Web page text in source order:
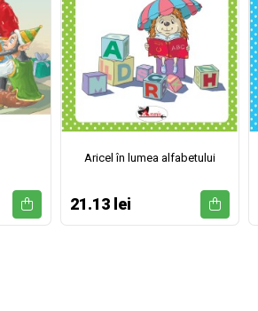
Aricel în lumea alfabetului
21.13 lei